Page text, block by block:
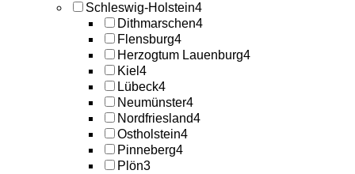
Schleswig-Holstein4
Dithmarschen4
Flensburg4
Herzogtum Lauenburg4
Kiel 4
Lübeck4
Neumünster4
Nordfriesland4
Ostholstein4
Pinneberg4
Plön3